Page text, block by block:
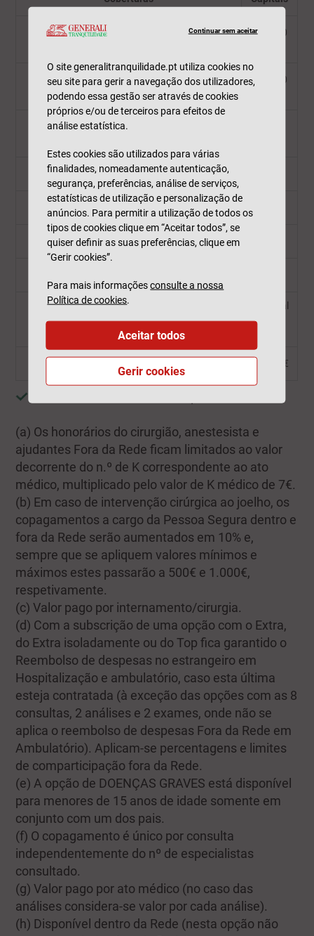
Hospitalização(a) (internamentos, cirurgias,
150 000
Hospitalização e tratamentos oncológicos
Champalimaud(l)
150 000
Programa de prevenção oncológica Onco-
Assistência oncológica
2ª opinião médica
Cobertura internacional(d)
Doenças graves(e)
Franquia 10 000 €
(a) Os honorários do cirurgião, anestesista e
ajudantes Fora da Rede ficam limitados ao valor
decorrente do n.º de K correspondente ao ato
médico, multiplicado pelo valor de K médico de 7€.
(b) Em caso de intervenção cirúrgica ao joelho, os
copagamentos a cargo da Pessoa Segura dentro e
fora da Rede serão aumentados em 10% e,
sempre que se apliquem valores mínimos e
máximos estes passarão a 500€ e 1.000€,
respetivamente.
(c) Valor pago por internamento/cirurgia.
(d) Com a subscrição de uma opção com o Extra,
do Extra isoladamente ou do Top fica garantido o
Reembolso de despesas no estrangeiro em
Hospitalização e ambulatório, caso esta última
esteja contratada (à exceção das opções com as 8
consultas, 2 análises e 2 exames, onde não se
aplica o reembolso de despesas Fora da Rede em
Ambulatório). Aplicam-se percentagens e limites
de comparticipação fora da Rede.
(e) A opção de DOENÇAS GRAVES está disponível
para menores de 15 anos de idade somente em
conjunto com um dos pais.
(f) O copagamento é único por consulta
independentemente do nº de especialistas
consultado.
(g) Valor pago por ato médico (no caso das
análises considera-se valor por cada análise).
(h) Disponível dentro da Rede (nesta opção não
Continuar sem aceitar
O site generalitranquilidade.pt utiliza cookies no
seu site para gerir a navegação dos utilizadores,
podendo essa gestão ser através de cookies
próprios e/ou de terceiros para efeitos de
análise estatística.
Estes cookies são utilizados para várias
finalidades, nomeadamente autenticação,
segurança, preferências, análise de serviços,
estatísticas de utilização e personalização de
anúncios. Para permitir a utilização de todos os
tipos de cookies clique em “Aceitar todos”, se
quiser definir as suas preferências, clique em
“Gerir cookies”.
Para mais informaçõesconsulte a nossa
Política de cookies.
Gerir cookies
Aceitar todos